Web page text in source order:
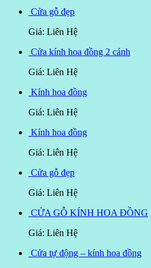
Cửa gỗ đẹp
Giá: Liên Hệ
Cửa kính hoa đồng 2 cánh
Giá: Liên Hệ
Kính hoa đồng
Giá: Liên Hệ
Kính hoa đồng
Giá: Liên Hệ
Cửa gỗ đẹp
Giá: Liên Hệ
CỬA GỖ KÍNH HOA ĐỒNG
Giá: Liên Hệ
Cửa tự động – kính hoa đồng